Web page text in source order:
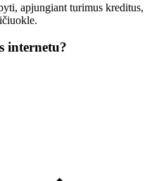
apjungiant turimus kreditus,
internetu?